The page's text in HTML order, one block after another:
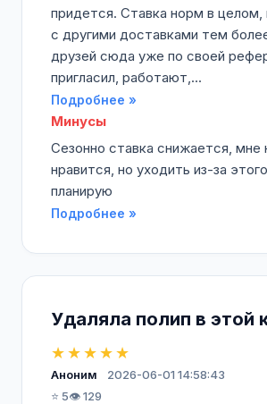
придется. Ставка норм в целом,
с другими доставками тем
друзей сюда уже по своей
пригласил, работают,...
Подробнее »
Минусы
Сезонно ставка снижается, мне
нравится, но уходить из-за
планирую
Подробнее »
Удаляла полип в этой
★★★★★
Аноним
2026-06-01 14:58:43
⭐ 5👁️ 129